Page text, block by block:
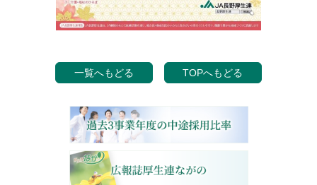
一覧へもどる TOPへもどる